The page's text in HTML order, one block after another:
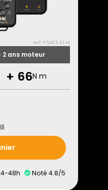
Ref: P.5403.B.1.M
ans moteur
+ 66N m
48h Noté 4.8/5